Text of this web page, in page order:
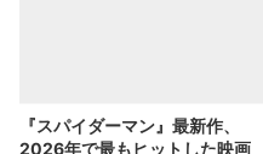
『スパイダーマン』最新作、
2026年で最もヒットした映画